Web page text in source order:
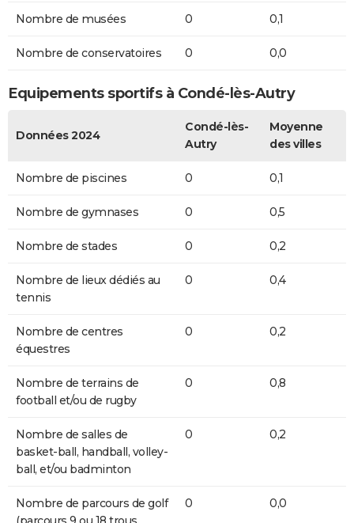
Nombre de musées 0 0,1
Nombre de conservatoires 0 0,0
Equipements sportifs à Condé-lès-Autry
Données 2024
Condé-lès-
Autry
Moyenne
des villes
Nombre de piscines 0 0,1
Nombre de gymnases 0 0,5
Nombre de stades 0 0,2
Nombre de lieux dédiés au
tennis
0 0,4
Nombre de centres
équestres
0 0,2
Nombre de terrains de
football et/ou de rugby
0 0,8
Nombre de salles de
basket-ball, handball, volley-
ball, et/ou badminton
0 0,2
Nombre de parcours de golf
0 0,0